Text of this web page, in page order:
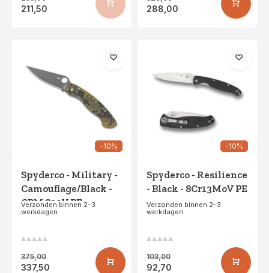
211,50 288,00
-10%
Spyderco - Military -
Camouflage/Black -
CPM S30V PE
Verzonden binnen 2–3
werkdagen
375,00
337,50
-10%
Spyderco - Resilience
- Black - 8Cr13MoV PE
Verzonden binnen 2–3
werkdagen
103,00
92,70